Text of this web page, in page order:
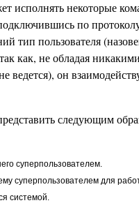
исполнять некоторые
по
тип пользователя
как, не обладая
ведется), он
следующим
суперпользователем.
суперпользователем для
системой.